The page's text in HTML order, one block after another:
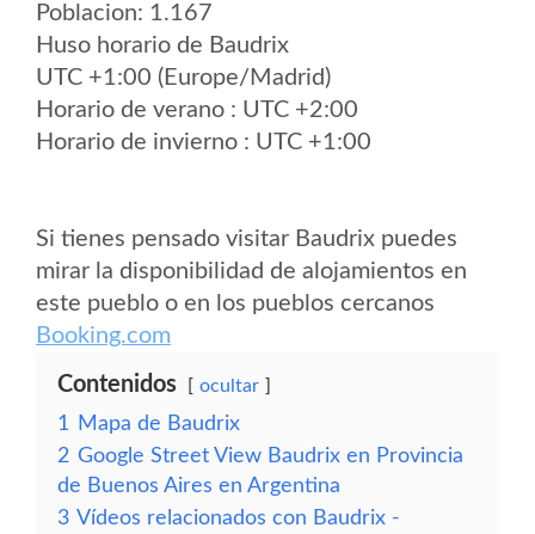
Poblacion: 1.167
Huso horario de Baudrix
UTC +1:00 (Europe/Madrid)
Horario de verano : UTC +2:00
Horario de invierno : UTC +1:00
Si tienes pensado visitar Baudrix puedes
mirar la disponibilidad de alojamientos en
este pueblo o en los pueblos cercanos
Booking.com
Contenidos ocultar
1
Mapa de Baudrix
2 Google Street View Baudrix en Provincia
de Buenos Aires en Argentina
3 Vídeos relacionados con Baudrix -